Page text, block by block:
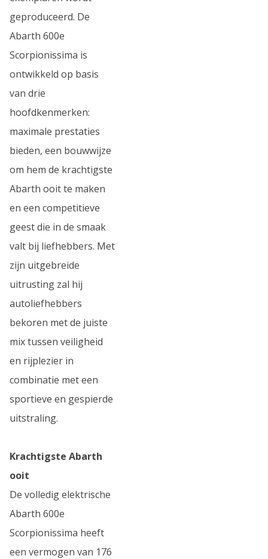
geproduceerd. De
Abarth 600e
Scorpionissima is
ontwikkeld op basis
van drie
hoofdkenmerken:
maximale prestaties
bieden, een bouwwijze
om hem de krachtigste
Abarth ooit te maken
en een competitieve
geest die in de smaak
valt bij liefhebbers. Met
zijn uitgebreide
uitrusting zal hij
autoliefhebbers
bekoren met de juiste
mix tussen veiligheid
en rijplezier in
combinatie met een
sportieve en gespierde
uitstraling.
Krachtigste Abarth
ooit
De volledig elektrische
Abarth 600e
Scorpionissima heeft
een vermogen van 176